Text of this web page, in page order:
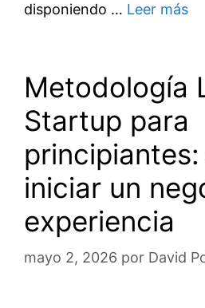
disponiendo … Leer más
Metodología
Startup para
iniciar un
experiencia
mayo 2, 2026 por David